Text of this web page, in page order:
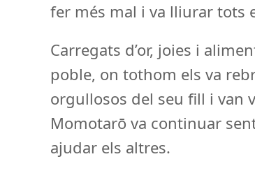
fer més mal i va lliurar tots
Carregats d’or, joies i
poble, on tothom els va
orgullosos del seu fill i van
Momotarō va continuar
ajudar els altres.